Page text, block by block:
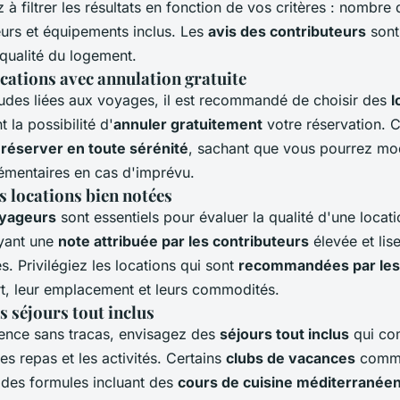
à filtrer les résultats en fonction de vos critères : nombre
et équipements inclus. Les avis des contributeurs
du logement.
avec annulation gratuite
liées aux voyages, il est recommandé de choisir des
la possibilité d'annuler gratuitement votre réservation.
réserver en toute sérénité, sachant que vous pourrez
en cas d'imprévu.
locations bien notées
sont essentiels pour évaluer la qualité d'une
une note attribuée par les contributeurs élevée et
Privilégiez les locations qui sont recommandées par
leur emplacement et leurs commodités.
séjours tout inclus
sans tracas, envisagez des séjours tout inclus qui
repas et les activités. Certains clubs de vacances
formules incluant des cours de cuisine